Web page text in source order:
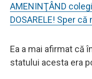
AMENINŢÂND
DOSARELE! Sper
Ea a mai afirmat că
statului acesta era